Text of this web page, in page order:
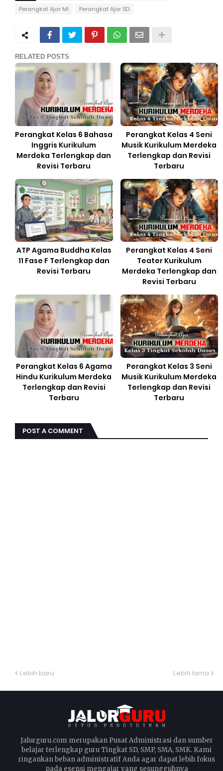
Perangkat Ajar MI
Perangkat Ajar SD
RELATED POSTS
Perangkat Kelas 6 Bahasa
Inggris Kurikulum
Merdeka Terlengkap dan
Revisi Terbaru
Perangkat Kelas 4 Seni
Musik Kurikulum Merdeka
Terlengkap dan Revisi
Terbaru
ATP Agama Buddha Kelas
11 Fase F Terlengkap dan
Revisi Terbaru
Perangkat Kelas 4 Seni
Teater Kurikulum
Merdeka Terlengkap dan
Revisi Terbaru
Perangkat Kelas 6 Agama
Hindu Kurikulum Merdeka
Terlengkap dan Revisi
Terbaru
Perangkat Kelas 3 Seni
Musik Kurikulum Merdeka
Terlengkap dan Revisi
Terbaru
POST A COMMENT
Lebih baru Lebih lama
Jalurguru.com merupakan Pusat Administrasi dan sumber
belajar terlengkap guru Tingkat SD, SMP, SMA, SMK. Kami
ringankan beban administratif Anda agar dapat lebih fokus
pada esensi mengajar yang sesungguhnya